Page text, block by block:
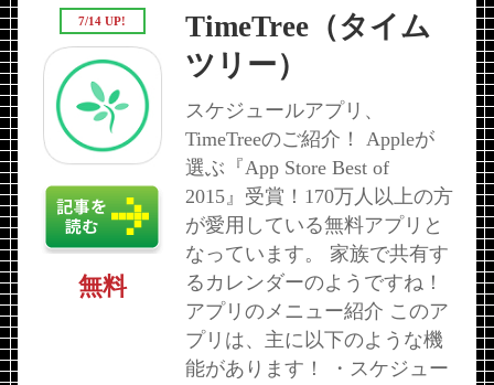
TimeTree（タイム
ツリー）
スケジュールアプリ、
TimeTreeのご紹介！ Appleが
選ぶ『App Store Best of
2015』受賞！170万人以上の方
が愛用している無料アプリと
なっています。 家族で共有す
るカレンダーのようですね！
アプリのメニュー紹介 このア
プリは、主に以下のような機
能があります！ ・スケジュー
7/14 UP!
無料